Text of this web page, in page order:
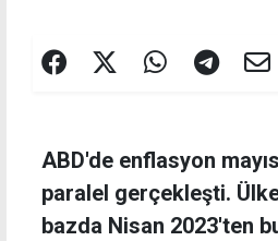
ABD'de enflasyon
paralel gerçekleşti.
bazda Nisan 2023'ten